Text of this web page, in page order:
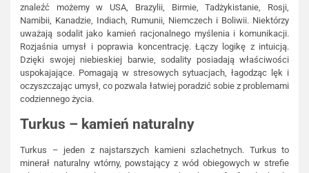
znaleźć możemy w USA, Brazylii, Birmie, Tadżykistanie, Rosji,
Namibii, Kanadzie, Indiach, Rumunii, Niemczech i Boliwii. Niektórzy
uważają sodalit jako kamień racjonalnego myślenia i komunikacji.
Rozjaśnia umysł i poprawia koncentrację. Łączy logikę z intuicją.
Dzięki swojej niebieskiej barwie, sodality posiadają właściwości
uspokajające. Pomagają w stresowych sytuacjach, łagodząc lęk i
oczyszczając umysł, co pozwala łatwiej poradzić sobie z problemami
codziennego życia.
Turkus – kamień naturalny
Turkus – jeden z najstarszych kamieni szlachetnych. Turkus to
minerał naturalny wtórny, powstający z wód obiegowych w strefie